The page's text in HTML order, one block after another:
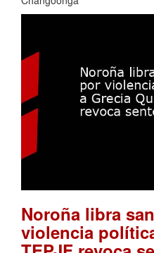
Noroña libra
violencia